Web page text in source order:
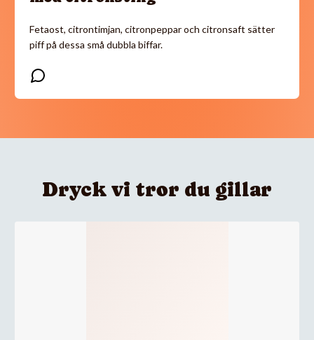
Fetaost, citrontimjan, citronpeppar och citronsaft sätter
piff på dessa små dubbla biffar.
Dryck vi tror du gillar